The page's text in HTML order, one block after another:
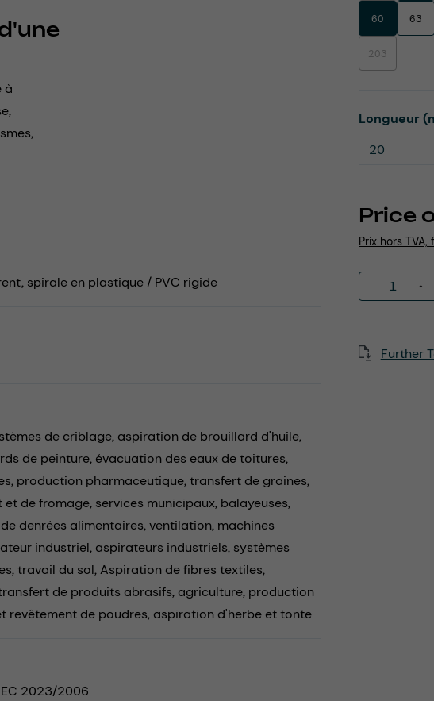
à
Price
Prix hors
60 63
203(This option
Select
Longueur
Further
spirale en plastique / PVC rigide
de criblage, aspiration de brouillard d'huile,
de peinture, évacuation des eaux de toitures,
production pharmaceutique,transfert de graines,
de fromage, services municipaux, balayeuses,
denrées alimentaires,ventilation, machines
industriel, aspirateurs industriels, systèmes
travail du sol,Aspiration de fibres textiles,
de produits abrasifs, agriculture, production
revêtement de poudres, aspiration d'herbe et tonte
2023/2006